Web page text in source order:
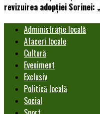
revizuirea adopţiei Sorinei:
Administrație locală
Afaceri locale
Cultură
Eveniment
Exclusiv
Politică locală
Social